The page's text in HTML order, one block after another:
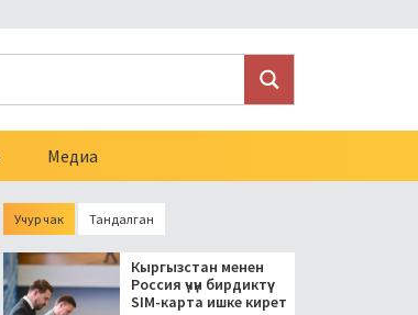
Медиа
Муратбек Азымбакиев Кыргызстандын
Учур чак Тандалган
Кыргызстан менен
Россия үчүн бирдиктүү
SIM-карта ишке кирет